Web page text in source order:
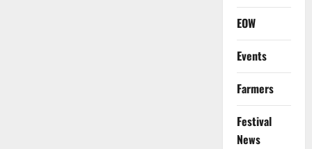
EOW
Events
Farmers
Festival
News